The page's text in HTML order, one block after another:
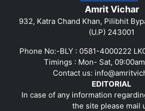
Amrit Vichar
932, Katra Chand Khan, Pilibhit
(U.P) 243001
Phone No:-BLY : 0581-4000222
Timings : Mon- Sat,
Contact us:
EDITORIAL
In case of any information
the site please mail